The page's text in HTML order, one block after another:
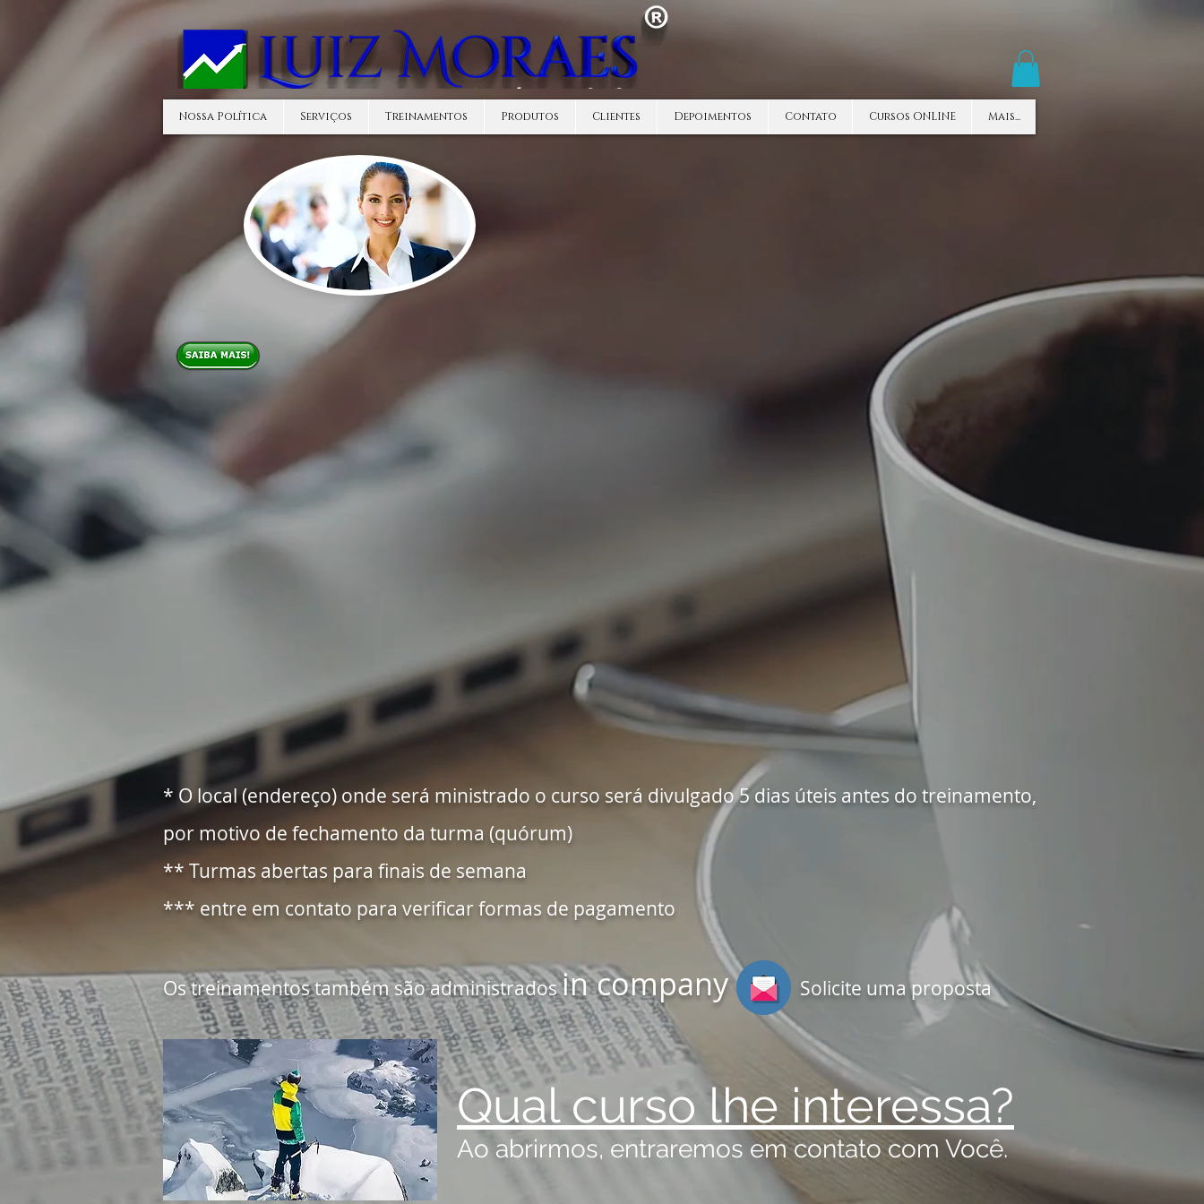
Nossa Política Serviços Treinamentos Produtos Clientes Depoimentos Contato Cursos ONLINE Mais...
* O local (endereço) onde será ministrado o curso será divulgado 5 dias úteis antes do treinamento,
por motivo de fechamento da turma (quórum)
** Turmas abertas para finais de semana
*** entre em contato para verificar formas de pagamento
Os treinamentos também são administradosin company Solicite uma proposta
Qual curso lhe interessa?
Ao abrirmos, entraremos em contato com Você.